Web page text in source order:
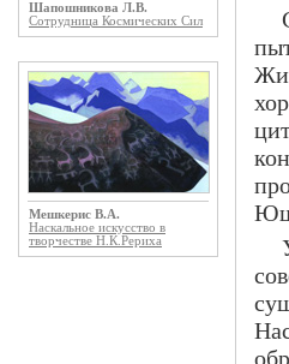
Шапошникова Л.В.
Сотрудница Космических Сил
Мешкерис В.А.
Наскальное искусство в
творчестве Н.К.Рериха